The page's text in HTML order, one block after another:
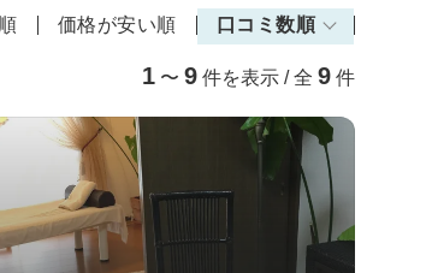
価格が安い順 口コミ数順
1 〜 9 件を表示 / 全 9 件